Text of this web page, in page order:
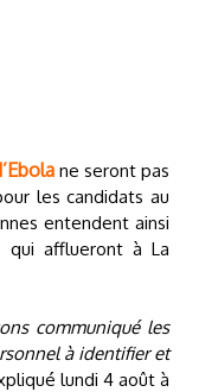
ne seront pas
les candidats au
entendent ainsi
qui afflueront à La
communiqué les
à identifier et
lundi 4 août à